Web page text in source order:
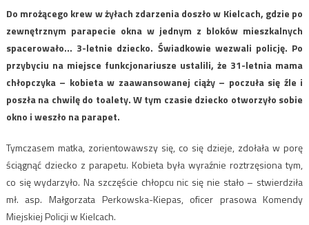
Do mrożącego krew w żyłach zdarzenia doszło w Kielcach, gdzie po
zewnętrznym parapecie okna w jednym z bloków mieszkalnych
spacerowało… 3-letnie dziecko. Świadkowie wezwali policję. Po
przybyciu na miejsce funkcjonariusze ustalili, że 31-letnia mama
chłopczyka – kobieta w zaawansowanej ciąży – poczuła się źle i
poszła na chwilę do toalety. W tym czasie dziecko otworzyło sobie
okno i weszło na parapet.
Tymczasem matka, zorientowawszy się, co się dzieje, zdołała w porę
ściągnąć dziecko z parapetu. Kobieta była wyraźnie roztrzęsiona tym,
co się wydarzyło. Na szczęście chłopcu nic się nie stało – stwierdziła
mł. asp. Małgorzata Perkowska-Kiepas, oficer prasowa Komendy
Miejskiej Policji w Kielcach.